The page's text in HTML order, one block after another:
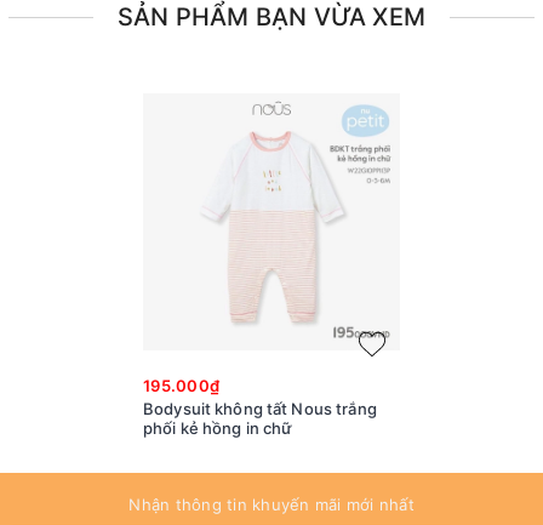
SẢN PHẨM BẠN VỪA XEM
195.000₫
Bodysuit không tất Nous trắng
phối kẻ hồng in chữ
Nhận thông tin khuyến mãi mới nhất